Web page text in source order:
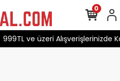
999TL ve üzeri Alışverişlerinizde
0